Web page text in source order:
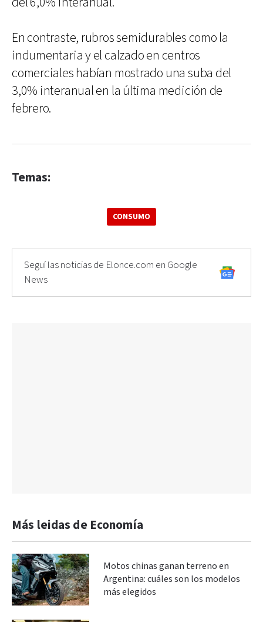
En contraste, rubros semidurables como la
indumentaria y el calzado en centros
comerciales habían mostrado una suba del
3,0% interanual en la última medición de
febrero.
Temas:
CONSUMO
Seguí las noticias de Elonce.com en Google
News
Más leidas de Economía
Motos chinas ganan terreno en
Argentina: cuáles son los modelos
más elegidos